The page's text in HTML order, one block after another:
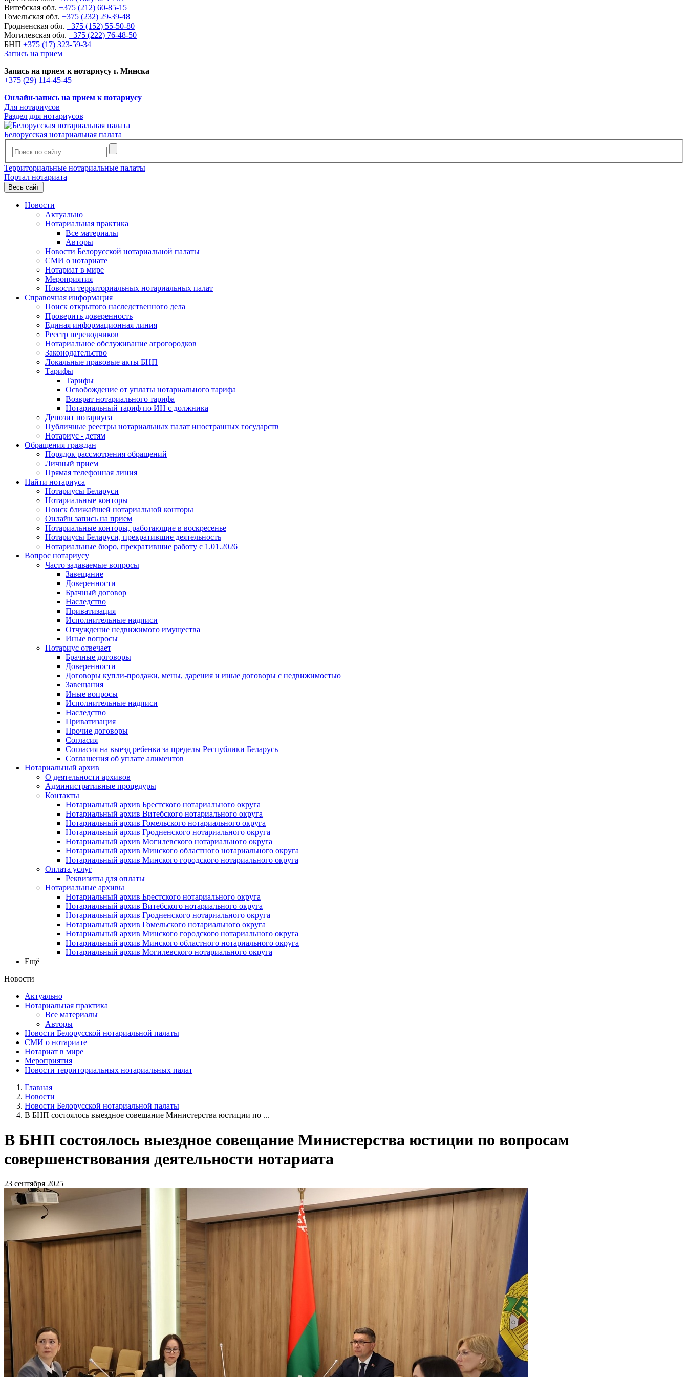
Витебская обл. +375 (212) 60-85-15
Гомельская обл. +375 (232) 29-39-48
Гродненская обл. +375 (152) 55-50-80
Могилевская обл. +375 (222) 76-48-50
БНП +375 (17) 323-59-34
Запись на прием
Запись на прием к нотариусу г. Минска
+375 (29) 114-45-45
Онлайн-запись на прием к нотариусу
Для нотариусов
Раздел для нотариусов
Белорусская нотариальная палата
Территориальные нотариальные палаты
Портал нотариата
Весь сайт
Новости
Актуально
Нотариальная практика
Все материалы
Авторы
Новости Белорусской нотариальной палаты
СМИ о нотариате
Нотариат в мире
Мероприятия
Новости территориальных нотариальных палат
Справочная информация
Поиск открытого наследственного дела
Проверить доверенность
Единая информационная линия
Реестр переводчиков
Нотариальное обслуживание агрогородков
Законодательство
Локальные правовые акты БНП
Тарифы
Тарифы
Освобождение от уплаты нотариального тарифа
Возврат нотариального тарифа
Нотариальный тариф по ИН с должника
Депозит нотариуса
Публичные реестры нотариальных палат иностранных государств
Нотариус - детям
Обращения граждан
Порядок рассмотрения обращений
Личный прием
Прямая телефонная линия
Найти нотариуса
Нотариусы Беларуси
Нотариальные конторы
Поиск ближайшей нотариальной конторы
Онлайн запись на прием
Нотариальные конторы, работающие в воскресенье
Нотариусы Беларуси, прекратившие деятельность
Нотариальные бюро, прекратившие работу с 1.01.2026
Вопрос нотариусу
Часто задаваемые вопросы
Завещание
Доверенности
Брачный договор
Наследство
Приватизация
Исполнительные надписи
Отчуждение недвижимого имущества
Иные вопросы
Нотариус отвечает
Брачные договоры
Доверенности
Договоры купли-продажи, мены, дарения и иные договоры с недвижимостью
Завещания
Иные вопросы
Исполнительные надписи
Наследство
Приватизация
Прочие договоры
Согласия
Согласия на выезд ребенка за пределы Республики Беларусь
Соглашения об уплате алиментов
Нотариальный архив
О деятельности архивов
Административные процедуры
Контакты
Нотариальный архив Брестского нотариального округа
Нотариальный архив Витебского нотариального округа
Нотариальный архив Гомельского нотариального округа
Нотариальный архив Гродненского нотариального округа
Нотариальный архив Могилевского нотариального округа
Нотариальный архив Минского областного нотариального округа
Нотариальный архив Минского городского нотариального округа
Оплата услуг
Реквизиты для оплаты
Нотариальные архивы
Нотариальный архив Брестского нотариального округа
Нотариальный архив Витебского нотариального округа
Нотариальный архив Гродненского нотариального округа
Нотариальный архив Гомельского нотариального округа
Нотариальный архив Минского городского нотариального округа
Нотариальный архив Минского областного нотариального округа
Нотариальный архив Могилевского нотариального округа
Ещё
Новости
Актуально
Нотариальная практика
Все материалы
Авторы
Новости Белорусской нотариальной палаты
СМИ о нотариате
Нотариат в мире
Мероприятия
Новости территориальных нотариальных палат
Главная
Новости
Новости Белорусской нотариальной палаты
В БНП состоялось выездное совещание Министерства юстиции по ...
В БНП состоялось выездное совещание Министерства юстиции по вопросам
совершенствования деятельности нотариата
23 сентября 2025